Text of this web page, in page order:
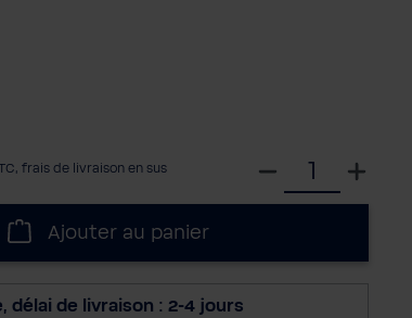
frais de livraison en sus
c
Ajouter au panier
délai de livraison : 2-4 jours